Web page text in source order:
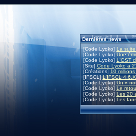
Dernières news
[Code Lyoko] La
[Code Lyoko]Une
[Code Lyoko] L'OST
[Site] Code Lyoko a
[Créations] 10
[IFSCL]L'IFSCL
[Code Lyoko] Un «
[Code Lyoko] Le
[Code Lyoko] Les 20
[Code Lyoko] Les